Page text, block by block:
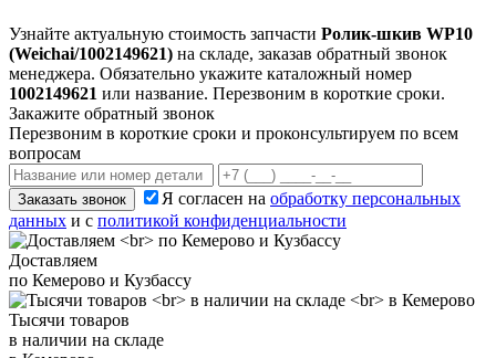
Узнайте актуальную стоимость запчасти Ролик-шкив WP10
(Weichai/1002149621) на складе, заказав обратный звонок
менеджера. Обязательно укажите каталожный номер
1002149621 или название. Перезвоним в короткие сроки.
Закажите обратный звонок
Перезвоним в короткие сроки и проконсультируем по всем
вопросам
Заказать звонок Я согласен на обработку персональных
данных и с политикой конфиденциальности
Доставляем
по Кемерово и Кузбассу
Тысячи товаров
в наличии на складе